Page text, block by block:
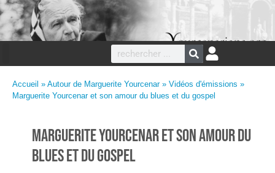
Accueil » Autour de Marguerite Yourcenar» Vidéos d'émissions »
Marguerite Yourcenar et son amour du blues et du gospel
Marguerite Yourcenar et son amour du
blues et du gospel